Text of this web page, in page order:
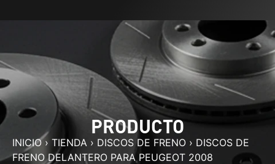
PRODUCTO
INICIO› TIENDA › DISCOS DE FRENO › DISCOS DE
FRENO DELANTERO PARA PEUGEOT 2008